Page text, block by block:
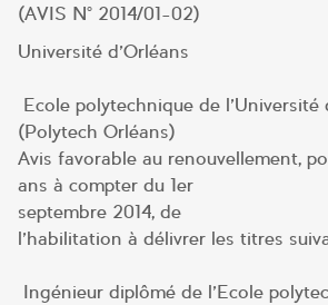
(AVIS N° 2014/01-02)
Université d’Orléans
Ecole polytechnique de l’Université
(Polytech Orléans)
Avis favorable au renouvellement,
ans à compter du 1er
septembre 2014, de
l’habilitation à délivrer les titres
Ingénieur diplômé de l’Ecole